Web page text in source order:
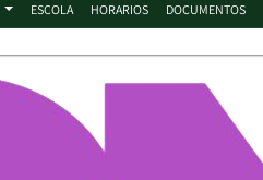
ESCOLA HORARIOS DOCUMENTOS